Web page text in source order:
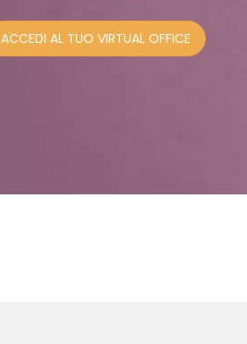
ACCEDI AL TUO VIRTUAL OFFICE